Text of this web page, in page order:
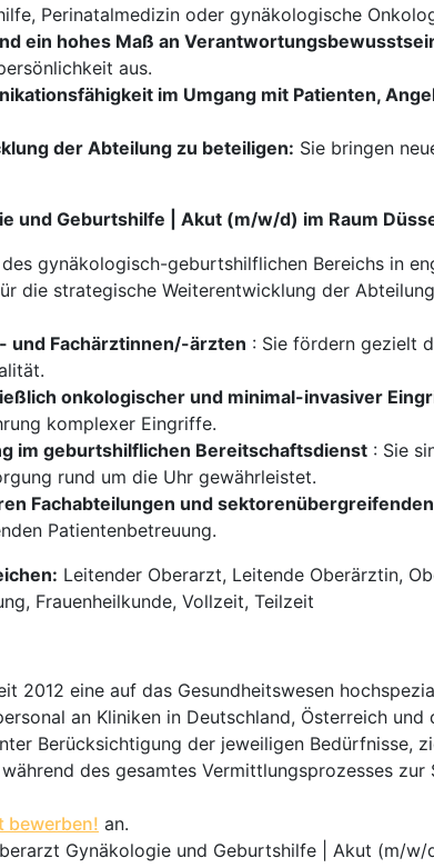
Perinatalmedizin oder gynäkologische
ein hohes Maß an
aus.
im Umgang mit Patienten,
der Abteilung zu beteiligen: Sie bringen
und Geburtshilfe | Akut (m/w/d) im Raum
des gynäkologisch-geburtshilflichen Bereichs in
die strategische Weiterentwicklung der
und Fachärztinnen/-ärzten : Sie fördern gezielt
onkologischer und minimal-invasiver
komplexer Eingriffe.
im geburtshilflichen Bereitschaftsdienst : Sie
rund um die Uhr gewährleistet.
Fachabteilungen und
Patientenbetreuung.
Leitender Oberarzt, Leitende Oberärztin,
Frauenheilkunde, Vollzeit, Teilzeit
2012 eine auf das Gesundheitswesen
an Kliniken in Deutschland, Österreich
Berücksichtigung der jeweiligen Bedürfnisse,
des gesamtes Vermittlungsprozesses
bewerben! an.
Gynäkologie und Geburtshilfe | Akut (m/w/